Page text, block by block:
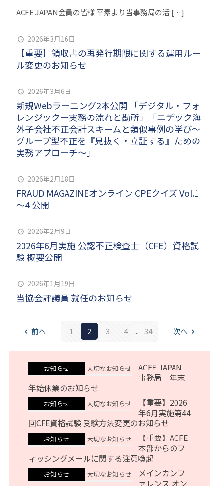
ACFE JAPAN会員の皆様 平素より当事務局の活[…]
2026年3月16日
【重要】領収書の再発行期限に関する運用ルー
ル変更のお知らせ
2026年3月6日
新規Webラーニング2本公開 「デジタル・フォ
レンジックー実務の流れと勘所」「ニデック海
外子会社不正会計スキームと類似事例の学び～
グループ型不正を『見抜く・立証する』ための
実務アプローチ～」
2026年2月18日
FRAUD MAGAZINEオンライン CPEクイズ Vol.1
～4 公開
2026年2月9日
2026年6月実施 公認不正検査士（CFE）資格試
験 概要公開
2026年1月19日
当協会評議員 就任のお知らせ
前へ 1 2 3 4 ... 34 次へ
お知らせ 大切なお知らせ
ACFE JAPAN
事務局 年末
年始休業のお知らせ
お知らせ 大切なお知らせ
【重要】2026
年6月実施第44
回CFE資格試験 受験方法変更のお知らせ
お知らせ 大切なお知らせ
【重要】ACFE
本部からのフ
ィッシングメールに関する注意喚起
お知らせ 大切なお知らせ
メインカンフ
ァレンス オン